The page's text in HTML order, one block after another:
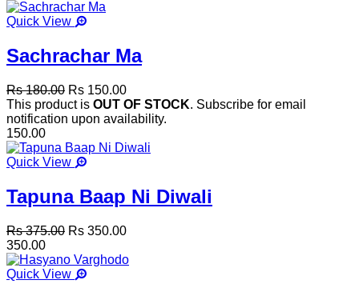
Quick View
Sachrachar Ma
Rs 180.00 Rs 150.00
This product is OUT OF STOCK. Subscribe for email
notification upon availability.
150.00
Quick View
Tapuna Baap Ni Diwali
Rs 375.00 Rs 350.00
350.00
Quick View